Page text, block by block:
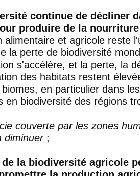
continue de décliner
produire de la
alimentaire et agricole reste
la perte de biodiversité
s'accélère, et la perte, la
des habitats restent
biomes, en particulier dans
en biodiversité des régions
couverte par les zones
diminuer;
la biodiversité agricole